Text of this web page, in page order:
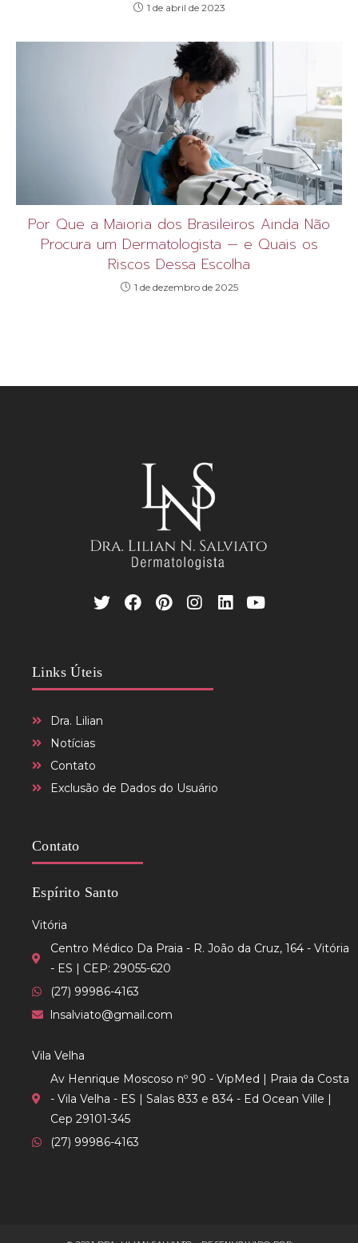
1 de abril de 2023
Por Que a Maioria dos Brasileiros Ainda Não
Procura um Dermatologista — e Quais os
Riscos Dessa Escolha
1 de dezembro de 2025
Links Úteis
Dra. Lilian
Notícias
Contato
Exclusão de Dados do Usuário
Contato
Espírito Santo
Vitória
Centro Médico Da Praia - R. João da Cruz, 164 - Vitória
- ES | CEP: 29055-620
(27) 99986-4163
lnsalviato@gmail.com
Vila Velha
Av Henrique Moscoso nº 90 - VipMed | Praia da Costa
- Vila Velha - ES | Salas 833 e 834 - Ed Ocean Ville |
Cep 29101-345
(27) 99986-4163